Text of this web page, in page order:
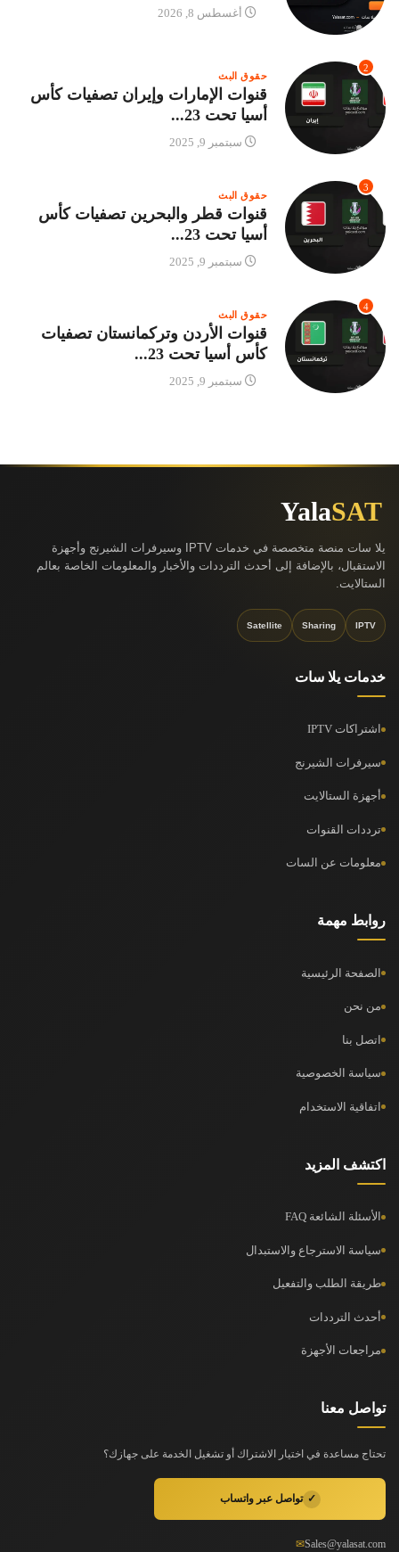
أغسطس 8, 2026
2
حقوق البث
قنوات الإمارات وإيران تصفيات كأس
أسيا تحت 23...
سبتمبر 9, 2025
3
حقوق البث
قنوات قطر والبحرين تصفيات كأس
أسيا تحت 23...
سبتمبر 9, 2025
4
حقوق البث
قنوات الأردن وتركمانستان تصفيات
كأس أسيا تحت 23...
سبتمبر 9, 2025
YalaSAT
يلا سات منصة متخصصة في خدمات IPTV وسيرفرات الشيرنج وأجهزة
الاستقبال، بالإضافة إلى أحدث الترددات والأخبار والمعلومات الخاصة بعالم
الستالايت.
IPTV
Sharing
Satellite
خدمات يلا سات
اشتراكات IPTV
سيرفرات الشيرنج
أجهزة الستالايت
ترددات القنوات
معلومات عن السات
روابط مهمة
الصفحة الرئيسية
من نحن
اتصل بنا
سياسة الخصوصية
اتفاقية الاستخدام
اكتشف المزيد
الأسئلة الشائعة FAQ
سياسة الاسترجاع والاستبدال
طريقة الطلب والتفعيل
أحدث الترددات
مراجعات الأجهزة
تواصل معنا
تحتاج مساعدة في اختيار الاشتراك أو تشغيل الخدمة على جهازك؟
✓ تواصل عبر واتساب
✉Sales@yalasat.com